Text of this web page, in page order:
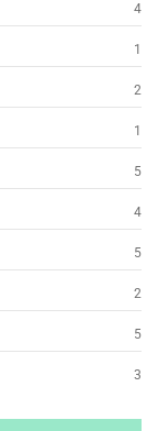
4
1
2
1
5
4
5
2
5
3